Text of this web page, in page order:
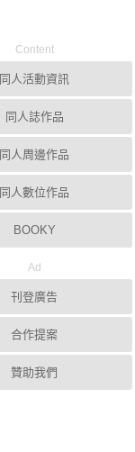
Content
同人活動資訊
同人誌作品
同人周邊作品
同人數位作品
BOOKY
Ad
刊登廣告
合作提案
贊助我們